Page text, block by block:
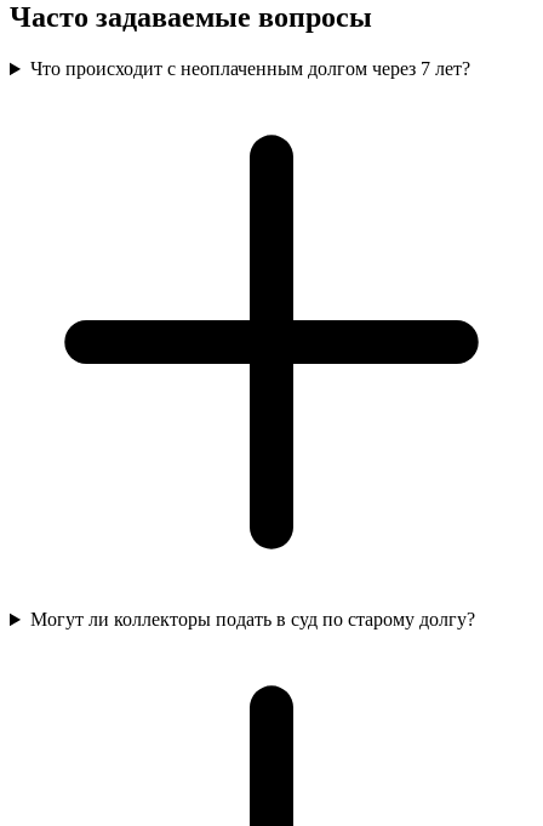
Часто задаваемые вопросы
Что происходит с неоплаченным долгом через 7 лет?
Могут ли коллекторы подать в суд по старому долгу?